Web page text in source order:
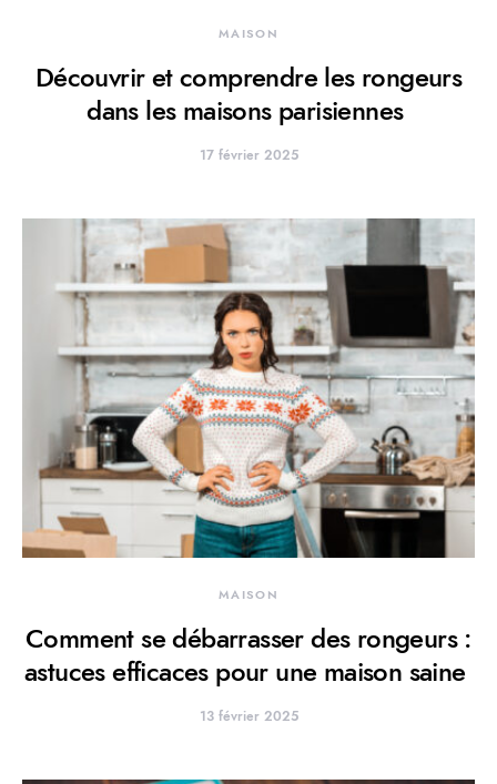
MAISON
Découvrir et comprendre les rongeurs
dans les maisons parisiennes
17 février 2025
MAISON
Comment se débarrasser des rongeurs :
astuces efficaces pour une maison saine
13 février 2025